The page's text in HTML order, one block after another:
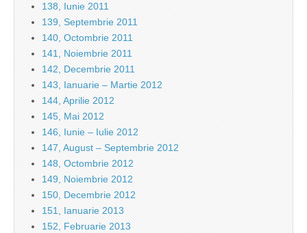
138, Iunie 2011
139, Septembrie 2011
140, Octombrie 2011
141, Noiembrie 2011
142, Decembrie 2011
143, Ianuarie – Martie 2012
144, Aprilie 2012
145, Mai 2012
146, Iunie – Iulie 2012
147, August – Septembrie 2012
148, Octombrie 2012
149, Noiembrie 2012
150, Decembrie 2012
151, Ianuarie 2013
152, Februarie 2013